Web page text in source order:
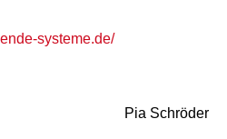
systeme.de/
Pia Schröder